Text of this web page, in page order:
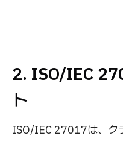
2. ISO/IEC
ト
ISO/IEC 27017は、ク